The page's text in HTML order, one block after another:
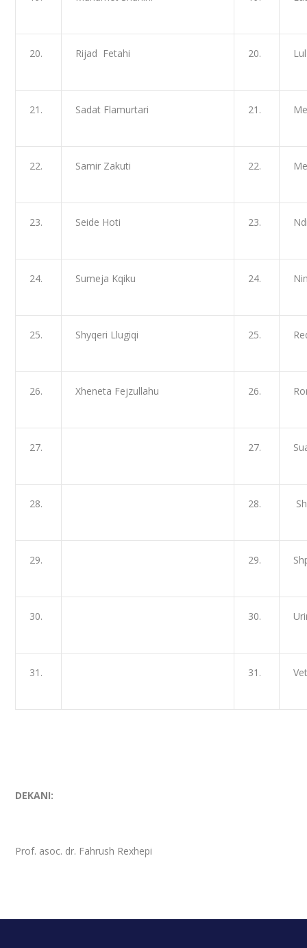
20. Rijad Fetahi 20.
21. Sadat Flamurtari 21.
22. Samir Zakuti 22.
23. Seide Hoti 23.
24. Sumeja Kqiku 24.
25. Shyqeri Llugiqi 25.
26. Xheneta Fejzullahu 26.
27. 27.
28. 28.
29. 29.
30. 30.
31. 31.
DEKANI:
Prof. asoc. dr. Fahrush Rexhepi